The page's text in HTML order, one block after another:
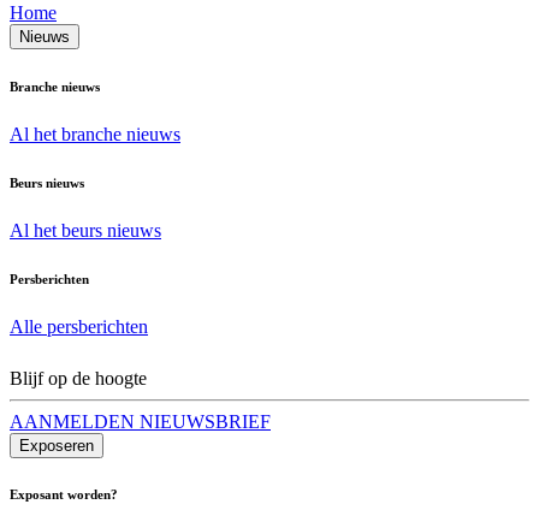
Home
Nieuws
Branche nieuws
Al het branche nieuws
Beurs nieuws
Al het beurs nieuws
Persberichten
Alle persberichten
Blijf op de hoogte
AANMELDEN NIEUWSBRIEF
Exposeren
Exposant worden?